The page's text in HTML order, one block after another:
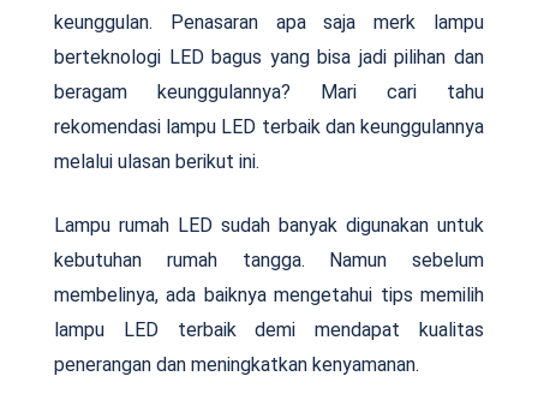
keunggulan. Penasaran apa saja merk lampu
berteknologi LED bagus yang bisa jadi pilihan dan
beragam keunggulannya? Mari cari tahu
rekomendasi lampu LED terbaik dan keunggulannya
melalui ulasan berikut ini.
Lampu rumah LED sudah banyak digunakan untuk
kebutuhan rumah tangga. Namun sebelum
membelinya, ada baiknya mengetahui tips memilih
lampu LED terbaik demi mendapat kualitas
penerangan dan meningkatkan kenyamanan.